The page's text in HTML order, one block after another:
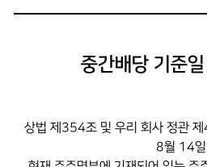
중간배당 기준
상법 제354조 및 우리 회사 정관
8월 14일